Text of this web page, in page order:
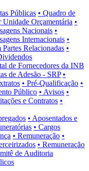
Públicas • Quadro de
Unidade Orçamentária •
Nacionais •
Internacionais •
Relacionadas •
de Fornecedores da INB
de Adesão - SRP •
• Pré-Qualificação •
Público • Avisos •
e Contratos •
• Aposentados e
• Cargos
• Remuneração •
• Remuneração
de Auditoria